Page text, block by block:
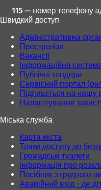
115 — номер телефону
Швидкий доступ
Адміністративна
Прес-релізи
Вакансії
Інформаційна
Публічні тендери
Сервісний портал
Підпишіться на нашу
Налаштування
Міська служба
Карта міста
Точки доступу до
Громадські туалети
Інформація про
Посібник з грудного
Аварійний вхід - де